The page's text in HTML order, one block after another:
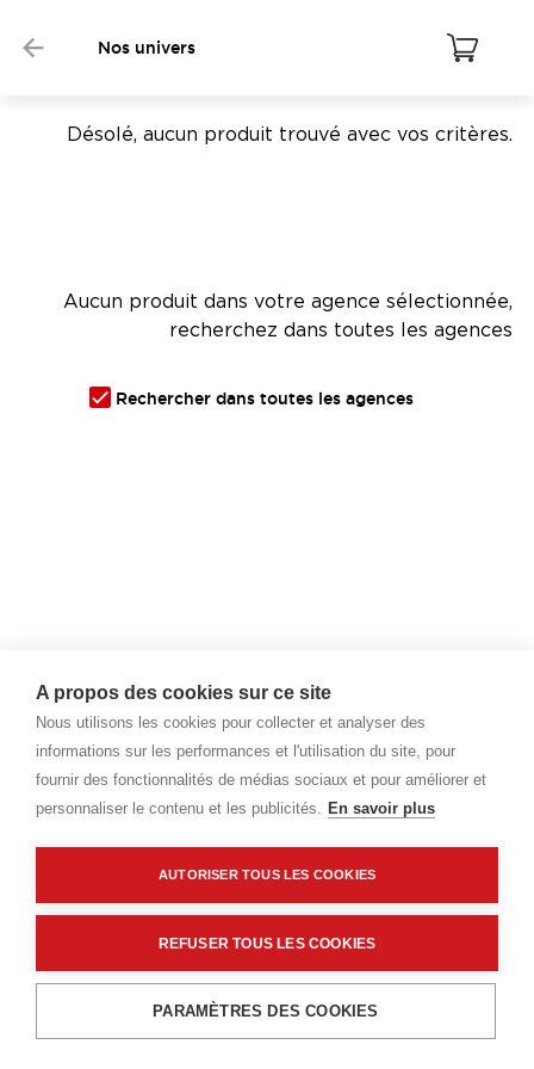
A propos des cookies sur ce site
Nous utilisons les cookies pour collecter et analyser des
informations sur les performances et l'utilisation du site, pour
fournir des fonctionnalités de médias sociaux et pour améliorer et
personnaliser le contenu et les publicités. En savoir plus
AUTORISER TOUS LES COOKIES
REFUSER TOUS LES COOKIES
PARAMÈTRES DES COOKIES
Nos univers
Désolé, aucun produit trouvé avec vos critères.
Aucun produit dans votre agence sélectionnée,
recherchez dans toutes les agences
Rechercher dans toutes les agences